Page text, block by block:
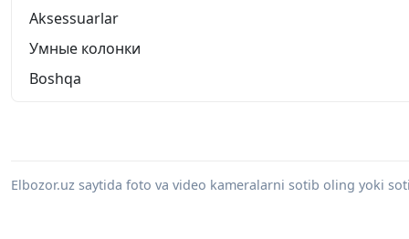
Aksessuarlar
Умные колонки
Boshqa
Elbozor.uz saytida foto va video kameralarni sotib oling yoki